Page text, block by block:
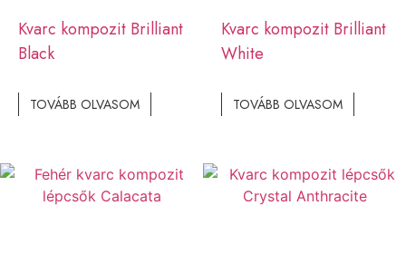
Kvarc kompozit Brilliant
Black
TOVÁBB OLVASOM
Kvarc kompozit Brilliant
White
TOVÁBB OLVASOM